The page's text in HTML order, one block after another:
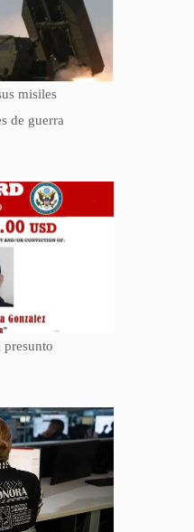
misiles
de guerra
presunto